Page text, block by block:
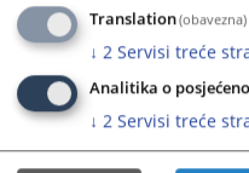
praksa
18.06.2026.
Sedmice
Translation(obavezna)
↓ 2 Servisi treće
Analitika o
↓ 2 Servisi treće